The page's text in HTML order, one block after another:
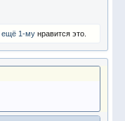
ещё 1-му нравится это.